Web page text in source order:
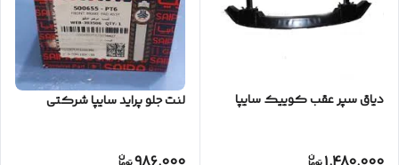
دیاق سپر عقب کوییک سایپا لنت جلو پراید سایپا شرکتی